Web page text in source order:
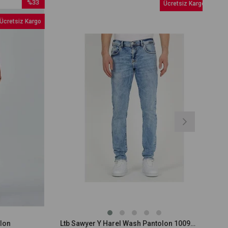
%33
İndirim
%33İndirim
Kargo
Ltb Sawyer Y Harel Wash Pantolon 10095150015113
Ücretsiz Kargo